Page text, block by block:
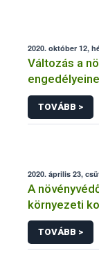
2020. október 12,
Változás a
TOVÁBB >
2020. április 23,
A
környezeti
TOVÁBB >